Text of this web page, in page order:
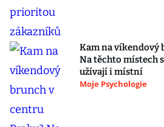
Kam na víkendový
Na těchto místech
užívají i místní
Moje Psychologie